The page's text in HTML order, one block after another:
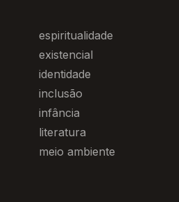
espiritualidade
existencial
identidade
inclusão
infância
literatura
meio ambiente